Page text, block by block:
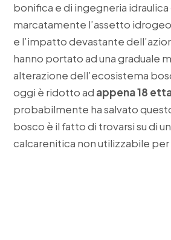
bonifica e di ingegneria
marcatamente l’assetto
e l’impatto devastante
hanno portato ad una graduale
alterazione dell’ecosistema
oggi è ridotto ad appena 18
probabilmente ha salvato
bosco è il fatto di trovarsi su di
calcarenitica non utilizzabile